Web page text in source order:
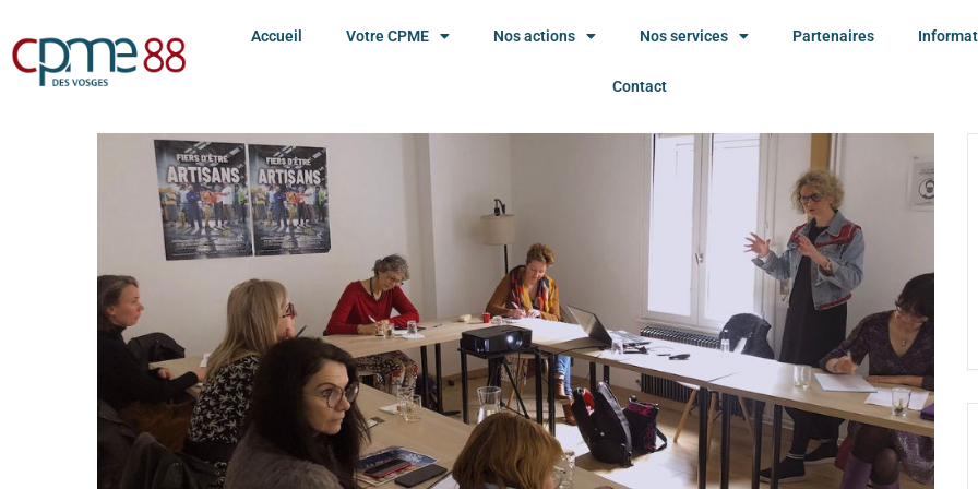
Accueil Votre CPME Nos actions Nos services Partenaires
Contact